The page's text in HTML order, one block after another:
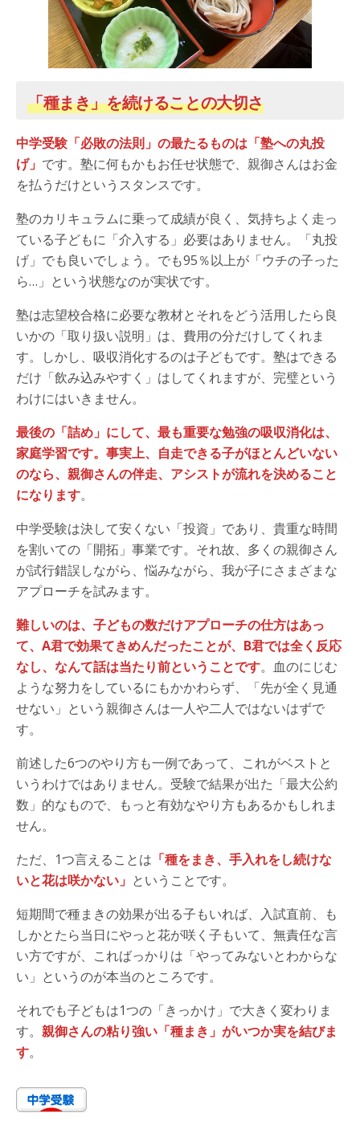
「種まき」を続けることの大切さ
中学受験「必敗の法則」の最たるものは「塾への丸投
げ」 です。塾に何もかもお任せ状態で、親御さんはお金
を払うだけというスタンスです。
塾のカリキュラムに乗って成績が良く、気持ちよく走っ
ている子どもに「介入する」必要はありません。「丸投
げ」でも良いでしょう。でも95％以上が「ウチの子った
ら…」という状態なのが実状です。
塾は志望校合格に必要な教材とそれをどう活用したら良
いかの「取り扱い説明」は、費用の分だけしてくれま
す。しかし、吸収消化するのは子どもです。塾はできる
だけ「飲み込みやすく」はしてくれますが、完璧という
わけにはいきません。
最後の「詰め」にして、最も重要な勉強の吸収消化は、
家庭学習です。事実上、自走できる子がほとんどいない
のなら、親御さんの伴走、アシストが流れを決めること
になります。
中学受験は決して安くない「投資」であり、貴重な時間
を割いての「開拓」事業です。それ故、多くの親御さん
が試行錯誤しながら、悩みながら、我が子にさまざまな
アプローチを試みます。
難しいのは、子どもの数だけアプローチの仕方はあっ
て、A君で効果てきめんだったことが、B君では全く反応
なし、なんて話は当たり前ということです。血のにじむ
ような努力をしているにもかかわらず、「先が全く見通
せない」という親御さんは一人や二人ではないはずで
す。
前述した6つのやり方も一例であって、これがベストと
いうわけではありません。受験で結果が出た「最大公約
数」的なもので、もっと有効なやり方もあるかもしれま
せん。
ただ、1つ言えることは 「種をまき、手入れをし続けな
いと花は咲かない」 ということです。
短期間で種まきの効果が出る子もいれば、入試直前、も
しかとたら当日にやっと花が咲く子もいて、無責任な言
い方ですが、こればっかりは「やってみないとわからな
い」というのが本当のところです。
それでも子どもは1つの「きっかけ」で大きく変わりま
す。 親御さんの粘り強い「種まき」がいつか実を結びま
す。